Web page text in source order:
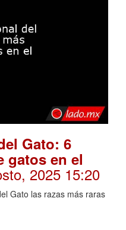
Gato: 6
gatos en el
2025 15:20
Gato las razas más raras